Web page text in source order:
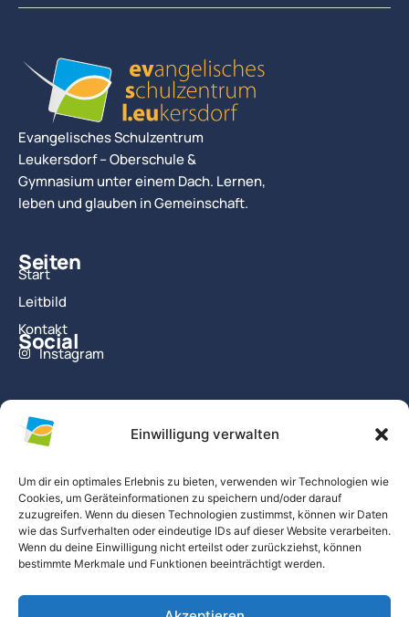
Einwilligung verwalten
Um dir ein optimales Erlebnis zu bieten, verwenden wir Technologien wie
Cookies, um Geräteinformationen zu speichern und/oder darauf
zuzugreifen. Wenn du diesen Technologien zustimmst, können wir Daten
wie das Surfverhalten oder eindeutige IDs auf dieser Website verarbeiten.
Wenn du deine Einwilligung nicht erteilst oder zurückziehst, können
bestimmte Merkmale und Funktionen beeinträchtigt werden.
Evangelisches Schulzentrum
Leukersdorf – Oberschule &
Gymnasium unter einem Dach. Lernen,
leben und glauben in Gemeinschaft.
Seiten
Start
Leitbild
Kontakt
Social
Instagram
Infos
Schulessen
Schulleitung
Schulgeschichte
Downloads
Stellenangebote
Kontakt
Schulstraße 8